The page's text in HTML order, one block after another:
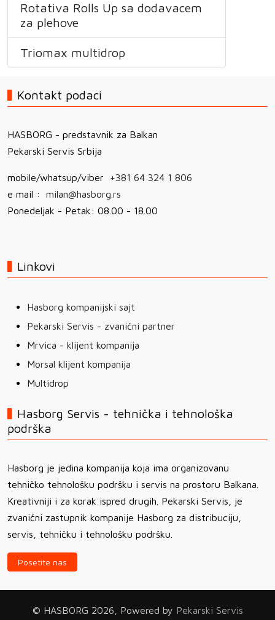
Rotativa Rolls Up sa dodavacem
za plehove
Triomax multidrop
Kontakt podaci
HASBORG - predstavnik za Balkan
Pekarski Servis Srbija
mobile/whatsup/viber +381 64 324 1 806
e mail : milan@hasborg.rs
Ponedeljak - Petak: 08.00 - 18.00
Linkovi
Hasborg kompanijski sajt
Pekarski Servis - zvanični partner
Mrvica - klijent kompanija
Morsal klijent kompanija
Multidrop
Hasborg Servis - tehnička i tehnološka
podrška
Hasborg je jedina kompanija koja ima organizovanu
tehničko tehnološku podršku i servis na prostoru Balkana.
Kreativniji i za korak ispred drugih. Pekarski Servis, je
zvanični zastupnik kompanije Hasborg za distribuciju,
servis, tehničku i tehnološku podršku.
Posetite nas
© HASBORG 2026, Powered by Pekarski Servis